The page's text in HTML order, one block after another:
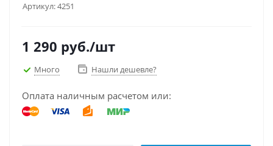
Артикул:4251
1 290 руб./шт
Много Нашли дешевле?
Оплата наличным расчетом или: